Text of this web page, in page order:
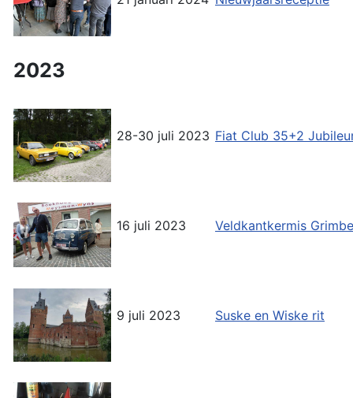
2023
28-30 juli 2023 Fiat Club 35+2
16 juli 2023 Veldkantkermis
9 juli 2023 Suske en Wiske rit